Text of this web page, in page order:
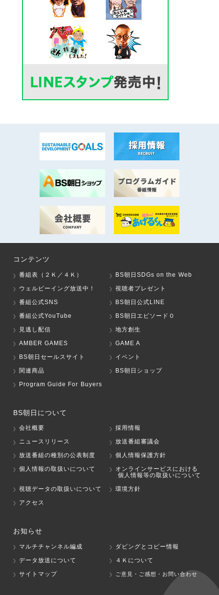
コンテンツ
番組表（２Ｋ／４Ｋ）
BS朝日SDGs on the Web
ウェルビーイング放送中！
視聴者プレゼント
番組公式SNS
BS朝日公式LINE
番組公式YouTube
BS朝日エピソード０
見逃し配信
地方創生
AMBER GAMES
GAME A
BS朝日セールスサイト
イベント
関連商品
BS朝日ショップ
Program Guide For Buyers
BS朝日について
会社概要
採用情報
ニュースリリース
放送番組審議会
放送番組の種別の公表制度
個人情報保護方針
個人情報の取扱いについて
オンラインサービスにおける
個人情報等の取扱いについて
視聴データの取扱いについて
環境方針
アクセス
お知らせ
マルチチャンネル編成
ダビングとコピー情報
データ放送について
４Ｋについて
サイトマップ
ご意見・ご感想・お問い合わせ